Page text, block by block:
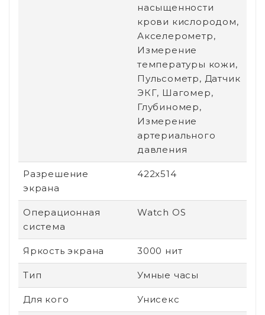
насыщенности
крови кислородом,
Акселерометр,
Измерение
температуры кожи,
Пульсометр, Датчик
ЭКГ, Шагомер,
Глубиномер,
Измерение
артериального
давления
Разрешение
экрана
422x514
Операционная
система
Watch OS
Яркость экрана 3000 нит
Тип Умные часы
Для кого Унисекс